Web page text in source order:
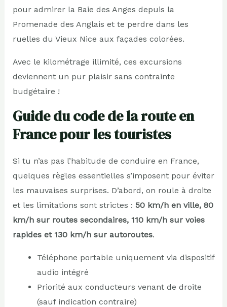
pour admirer la Baie des Anges depuis la
Promenade des Anglais et te perdre dans les
ruelles du Vieux Nice aux façades colorées.
Avec le kilométrage illimité, ces excursions
deviennent un pur plaisir sans contrainte
budgétaire !
Guide du code de la route en
France pour les touristes
Si tu n’as pas l’habitude de conduire en France,
quelques règles essentielles s’imposent pour éviter
les mauvaises surprises. D’abord, on roule à droite
et les limitations sont strictes : 50 km/h en ville, 80
km/h sur routes secondaires, 110 km/h sur voies
rapides et 130 km/h sur autoroutes.
Téléphone portable uniquement via dispositif
audio intégré
Priorité aux conducteurs venant de droite
(sauf indication contraire)